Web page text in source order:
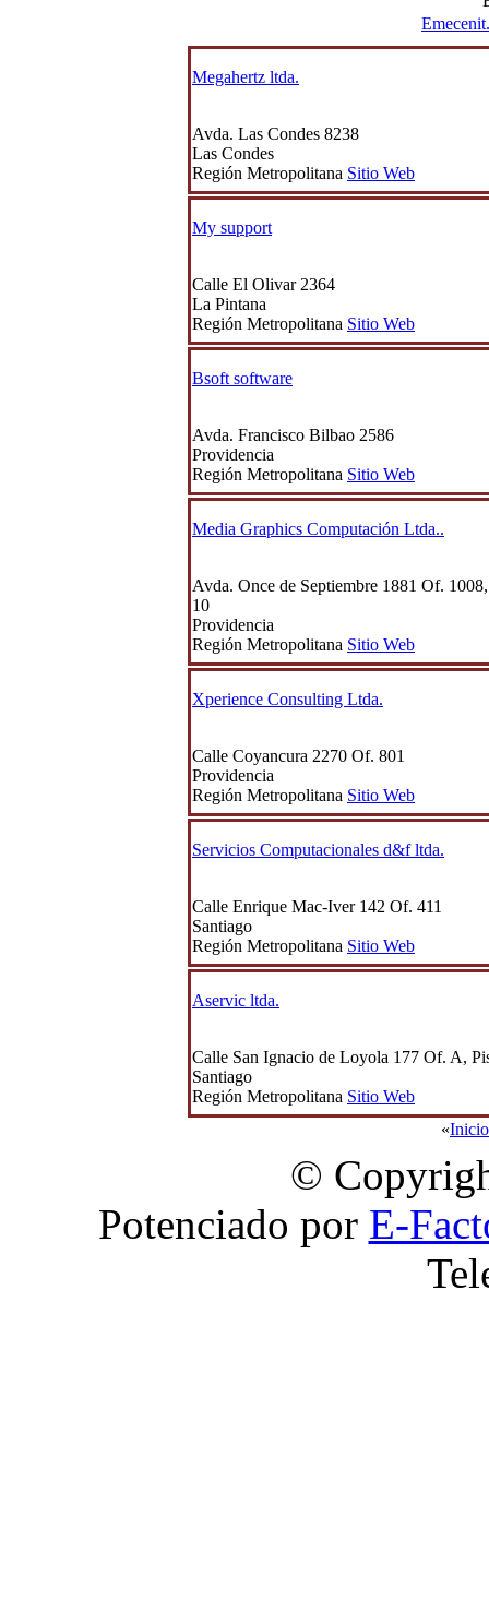
Megahertz ltda.
Avda. Las Condes 8238
Las Condes
Región Metropolitana Sitio Web
My support
Calle El Olivar 2364
La Pintana
Región Metropolitana Sitio Web
Bsoft software
Avda. Francisco Bilbao 2586
Providencia
Región Metropolitana Sitio Web
Media Graphics Computación Ltda..
Avda. Once de Septiembre 1881 Of.
10
Providencia
Región Metropolitana Sitio Web
Xperience Consulting Ltda.
Calle Coyancura 2270 Of. 801
Providencia
Región Metropolitana Sitio Web
Servicios Computacionales d&f ltda.
Calle Enrique Mac-Iver 142 Of. 411
Santiago
Región Metropolitana Sitio Web
Aservic ltda.
Calle San Ignacio de Loyola 177 Of. A,
Santiago
Región Metropolitana Sitio Web
«Inicio
©
Potenciado por E-